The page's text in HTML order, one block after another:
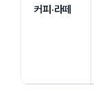
커피·라떼